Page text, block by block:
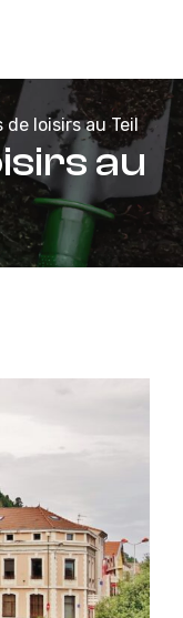
de loisirs au Teil
au